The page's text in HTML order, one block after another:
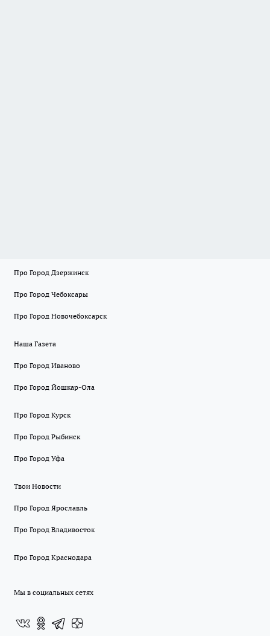
Про Город Дзержинск
Про Город Чебоксары
Про Город Новочебоксарск
Наша Газета
Про Город Иваново
Про Город Йошкар-Ола
Про Город Курск
Про Город Рыбинск
Про Город Уфа
Твои Новости
Про Город Ярославль
Про Город Владивосток
Про Город Краснодара
Мы в социальных сетях